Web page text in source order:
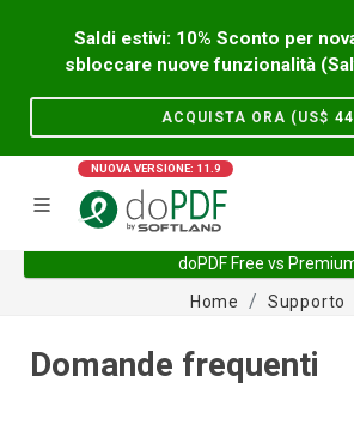
Saldi estivi: 10% Sconto per
sbloccare nuove funzionalità
ACQUISTA ORA (US$
NUOVA VERSIONE: 11.9
doPDF Free vs
Home
Supporto
Domande frequenti